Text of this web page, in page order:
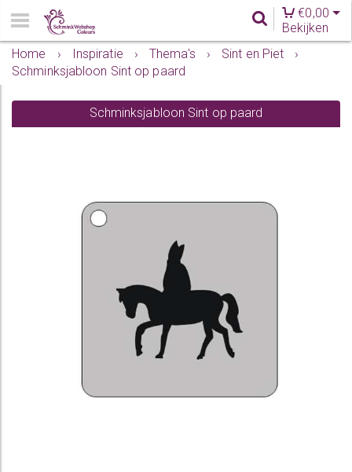
€0,00
Bekijken
Home
› Inspiratie › Thema's › Sint en Piet
›
Schminksjabloon Sint op paard
Schminksjabloon Sint op paard